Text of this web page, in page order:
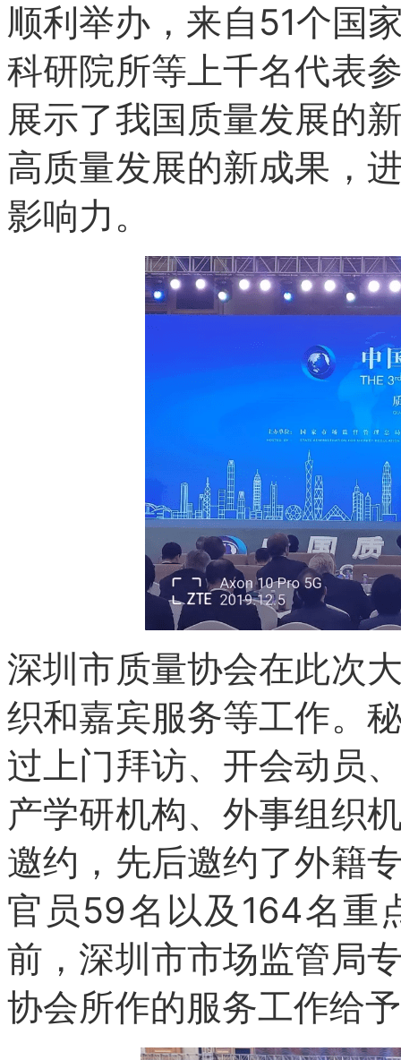
顺利举办，来自51个国
科研院所等上千名代表
展示了我国质量发展的
高质量发展的新成果，
影响力。
深圳市质量协会在此次
织和嘉宾服务等工作。
过上门拜访、开会动员
产学研机构、外事组织
邀约，先后邀约了外籍
官员59名以及164名重
前，深圳市市场监管局
协会所作的服务工作给